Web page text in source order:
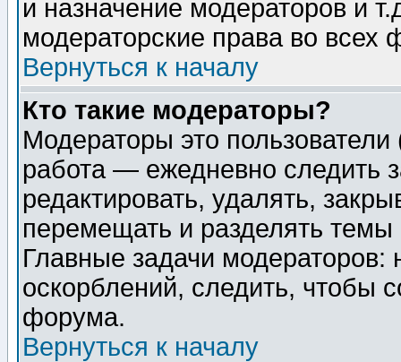
и назначение модераторов и
модераторские права во всех
Вернуться к началу
Кто такие модераторы?
Модераторы это
работа — ежедневно следить
редактировать, удалять,
перемещать и разделять
Главные задачи
оскорблений, следить, чтобы
форума.
Вернуться к началу